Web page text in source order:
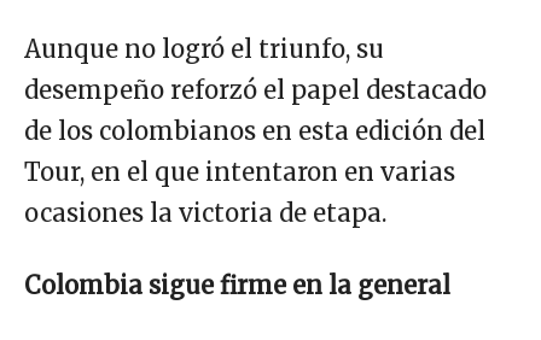
Aunque no logró el triunfo, su
desempeño reforzó el papel destacado
de los colombianos en esta edición del
Tour, en el que intentaron en varias
ocasiones la victoria de etapa.
Colombia sigue firme en la general